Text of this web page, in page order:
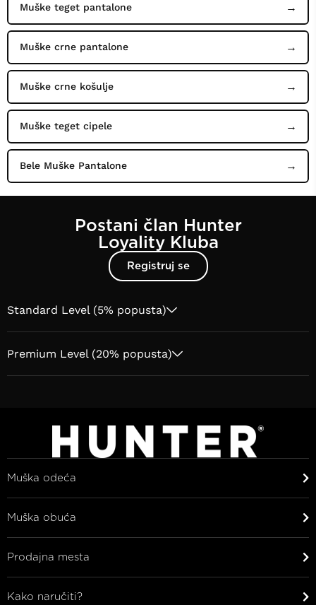
Muške teget pantalone
Muške crne pantalone
Muške crne košulje
Muške teget cipele
Bele Muške Pantalone
Postani član Hunter
Loyality Kluba
Registruj se
Standard Level (5% popusta)
Premium Level (20% popusta)
Muška odeća
Muška obuća
Prodajna mesta
Kako naručiti?